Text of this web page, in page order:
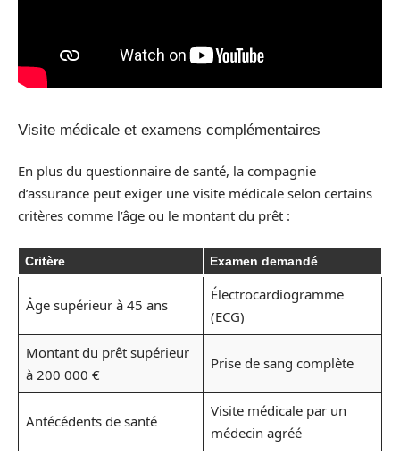
Visite médicale et examens complémentaires
En plus du questionnaire de santé, la compagnie
d’assurance peut exiger une visite médicale selon certains
critères comme l’âge ou le montant du prêt :
Critère Examen demandé
Âge supérieur à 45 ans
Électrocardiogramme
(ECG)
Montant du prêt supérieur
à 200 000 €
Prise de sang complète
Antécédents de santé
Visite médicale par un
médecin agréé